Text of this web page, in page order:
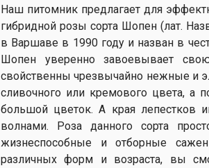
Наш питомник предлагает для
гибридной розы сорта Шопен (лат.
в Варшаве в 1990 году и назван в
Шопен уверенно завоевывает
свойственны чрезвычайно нежные и
сливочного или кремового цвета,
большой цветок. А края лепестков
волнами. Роза данного сорта
жизнеспособные и отборные
различных форм и возраста, вы